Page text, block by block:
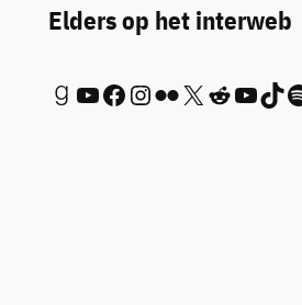
Elders op het interweb
Goodreads YouTube Facebook InstagramFlickr X Reddit YouTube TikTok Spotify